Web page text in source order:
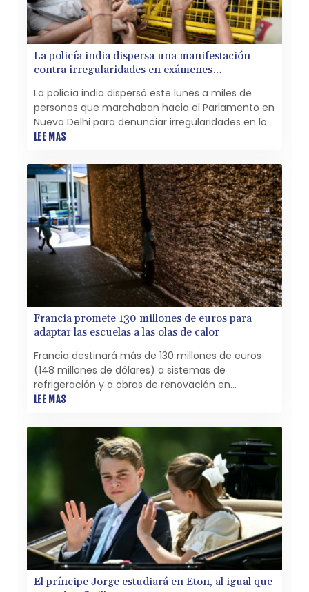
La policía india dispersa una manifestación
contra irregularidades en exámenes
La policía india dispersó este lunes a miles de
personas que marchaban hacia el Parlamento en
Nueva Delhi para denunciar irregularidades en los
exámenes universitarios y exigir la dimisión del
LEE MAS
Francia promete 130 millones de euros para
adaptar las escuelas a las olas de calor
Francia destinará más de 130 millones de euros
(148 millones de dólares) a sistemas de
refrigeración y a obras de renovación en
escuelas francesas, anunciaron este viernes las
de calor azota el país.
LEE MAS
El príncipe Jorge estudiará en Eton, al igual que